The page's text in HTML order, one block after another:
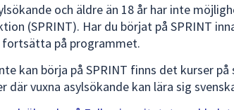
och äldre än 18 år har inte
(SPRINT). Har du börjat på SPRINT
på programmet.
kan börja på SPRINT finns det kurser
där vuxna asylsökande kan lära sig